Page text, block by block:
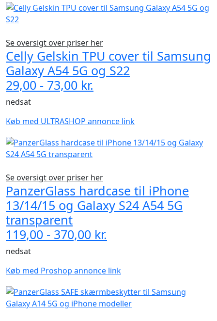
Se oversigt over priser her
Celly Gelskin TPU cover til Samsung
Galaxy A54 5G og S22
29,00 - 73,00 kr.
nedsat
Køb med ULTRASHOP annonce link
Se oversigt over priser her
PanzerGlass hardcase til iPhone
13/14/15 og Galaxy S24 A54 5G
transparent
119,00 - 370,00 kr.
nedsat
Køb med Proshop annonce link